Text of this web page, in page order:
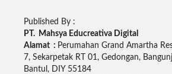
Published By :
PT. Mahsya Educreativa Digital
Alamat : Perumahan Grand Amartha
7, Sekarpetak RT 01, Gedongan,
Bantul, DIY 55184